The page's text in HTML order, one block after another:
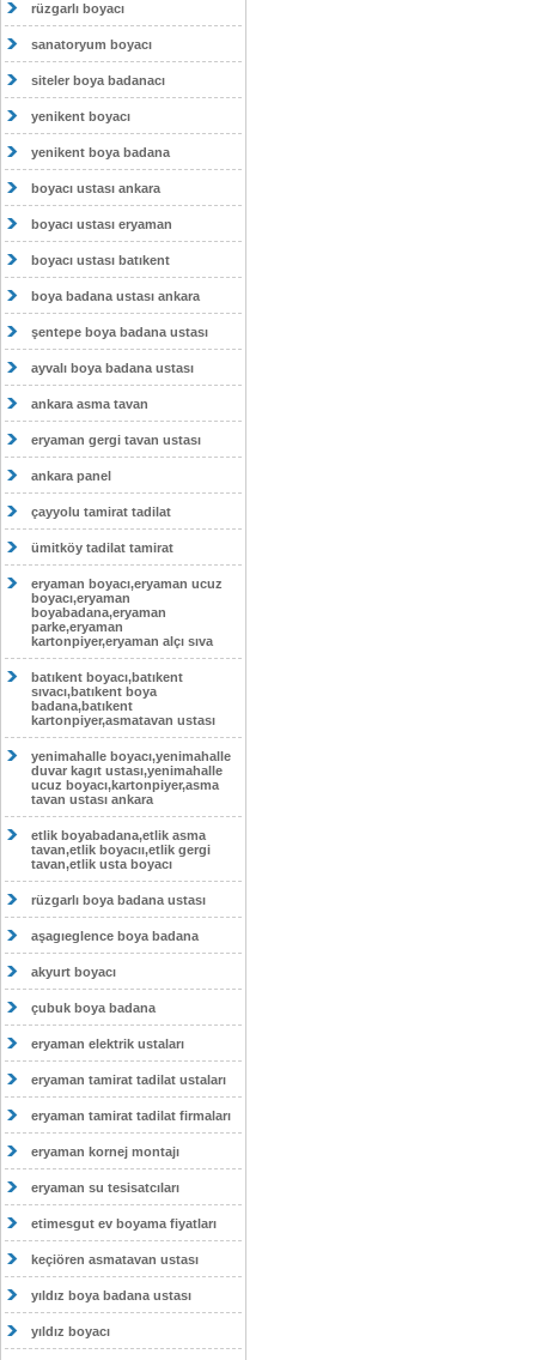
rüzgarlı boyacı
sanatoryum boyacı
siteler boya badanacı
yenikent boyacı
yenikent boya badana
boyacı ustası ankara
boyacı ustası eryaman
boyacı ustası batıkent
boya badana ustası ankara
şentepe boya badana ustası
ayvalı boya badana ustası
ankara asma tavan
eryaman gergi tavan ustası
ankara panel
çayyolu tamirat tadilat
ümitköy tadilat tamirat
eryaman boyacı,eryaman ucuz
boyacı,eryaman
boyabadana,eryaman
parke,eryaman
kartonpiyer,eryaman alçı sıva
batıkent boyacı,batıkent
sıvacı,batıkent boya
badana,batıkent
kartonpiyer,asmatavan ustası
yenimahalle boyacı,yenimahalle
duvar kagıt ustası,yenimahalle
ucuz boyacı,kartonpiyer,asma
tavan ustası ankara
etlik boyabadana,etlik asma
tavan,etlik boyacıı,etlik gergi
tavan,etlik usta boyacı
rüzgarlı boya badana ustası
aşagıeglence boya badana
akyurt boyacı
çubuk boya badana
eryaman elektrik ustaları
eryaman tamirat tadilat ustaları
eryaman tamirat tadilat firmaları
eryaman kornej montajı
eryaman su tesisatcıları
etimesgut ev boyama fiyatları
keçiören asmatavan ustası
yıldız boya badana ustası
yıldız boyacı